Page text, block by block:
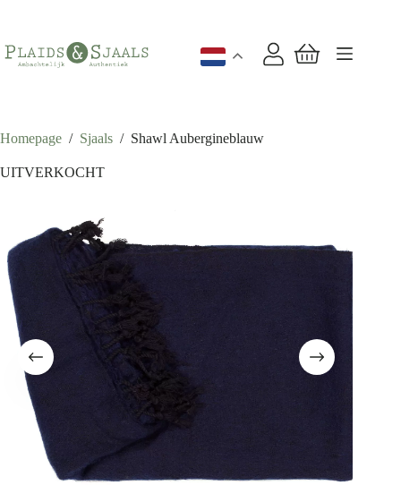
inhoud
Winkelwagen
Homepage / Sjaals / Shawl Aubergineblauw
UITVERKOCHT